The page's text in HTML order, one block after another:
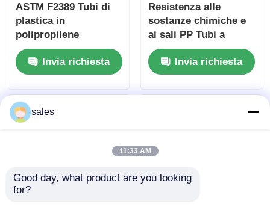
ASTM F2389 Tubi di
plastica in
polipropilene
standard lunghezza 6
metri progettati per
un'installazione facile
Invia richiesta
Resistenza alle
sostanze chimiche e
ai sali PP Tubi a
pressione PN12,5
temperatura Celsius
progettati per
Invia richiesta
sales
11:33 AM
Good day, what product are you looking
for?